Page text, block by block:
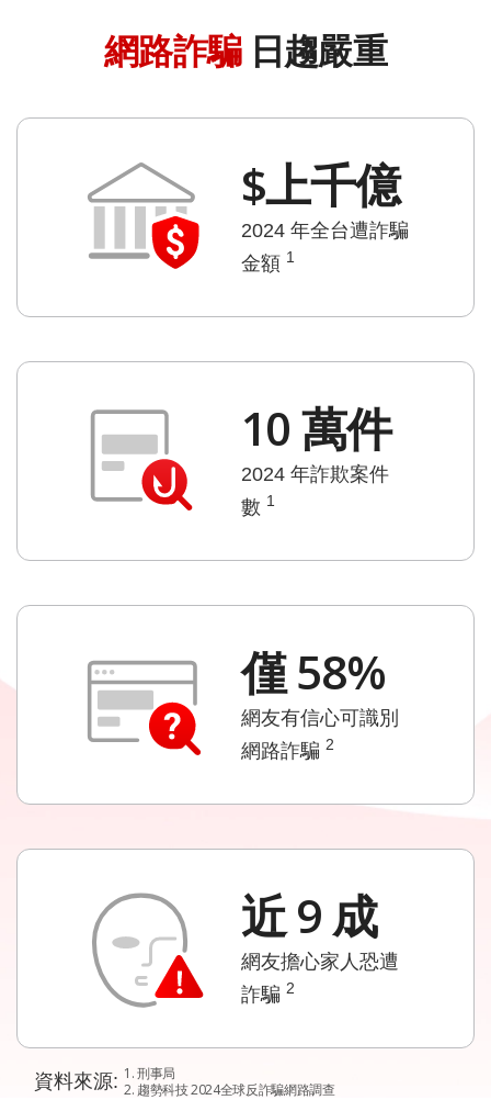
網路詐騙日趨嚴重
$上千億
2024 年全台遭詐騙
金額 1
10 萬件
2024 年詐欺案件
數 1
僅 58%
網友有信心可識別
網路詐騙 2
近 9 成
網友擔心家人恐遭
詐騙 2
資料來源: 1. 刑事局
2. 趨勢科技 2024全球反詐騙網路調查